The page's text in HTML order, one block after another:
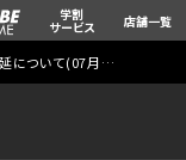
学割
サービス 店舗一覧
について(07月29日